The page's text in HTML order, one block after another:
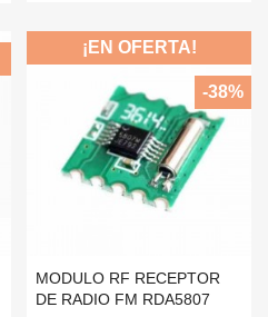
MODULO RF RECEPTOR
DE RADIO FM RDA5807
¡EN OFERTA!
-38%